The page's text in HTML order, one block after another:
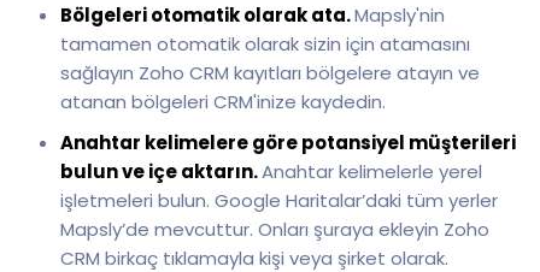
Bölgeleri otomatik olarak ata.Mapsly'nin
tamamen otomatik olarak sizin için atamasını
sağlayın Zoho CRM kayıtları bölgelere atayın ve
atanan bölgeleri CRM'inize kaydedin.
Anahtar kelimelere göre potansiyel müşterileri
bulun ve içe aktarın.Anahtar kelimelerle yerel
işletmeleri bulun. Google Haritalar’daki tüm yerler
Mapsly’de mevcuttur. Onları şuraya ekleyin Zoho
CRM birkaç tıklamayla kişi veya şirket olarak.